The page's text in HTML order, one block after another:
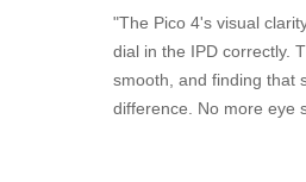
"The Pico 4's visual
dial in the IPD correctly.
smooth, and finding that
difference. No more eye